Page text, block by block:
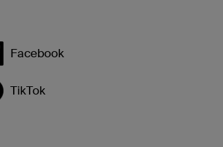
Facebook
TikTok